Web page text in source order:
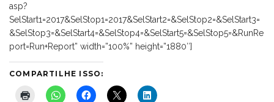
asp?
SelStart1=2017&SelStop1=2017&SelStart2=&SelStop2=&SelStart3=
&SelStop3=&SelStart4=&SelStop4=&SelStart5=&SelStop5=&RunRe
port=Run+Report” width=”100%” height=”1880″]
COMPARTILHE ISSO: